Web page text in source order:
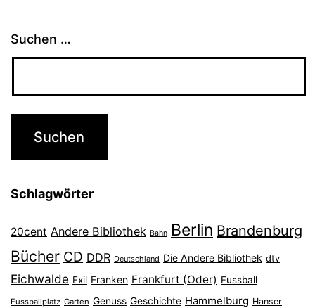
Suchen …
Schlagwörter
20cent Andere Bibliothek Bahn Berlin Brandenburg
Bücher CD DDR Deutschland Die Andere Bibliothek dtv
Eichwalde Exil Franken Frankfurt (Oder) Fussball
Fussballplatz Garten Genuss Geschichte Hammelburg Hanser